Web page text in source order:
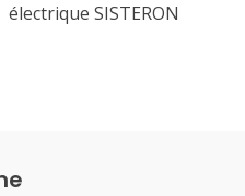
électrique SISTERON